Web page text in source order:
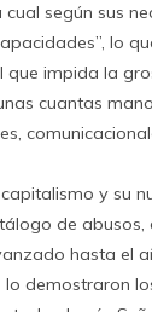
según sus
lo
que impida la
cuantas
y su
de abusos,
hasta el
lo demostraron